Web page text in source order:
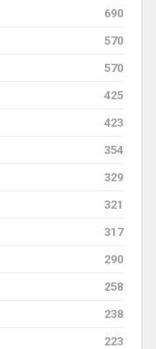
690
570
570
425
423
354
329
321
317
290
258
238
223